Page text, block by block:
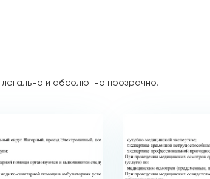
и абсолютно прозрачно.